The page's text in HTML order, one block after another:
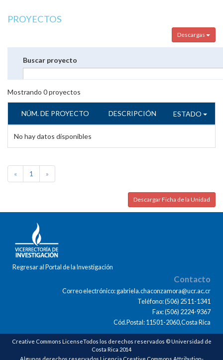
PROYECTOS
Descargas
Buscar proyecto
Mostrando 0proyectos
NÚM. DE PROYECTO DESCRIPCIÓN ESTADO
No hay datos disponibles
« 1 »
Descargar Ficha de la Unidad
Regresar al Portal de la Investigación
Contacto
Correo electrónico: gabriela.chaconzamora@ucr.ac.cr
Teléfono: (506) 2511-1341
Fax: (506) 2224-9367
Cód.Postal: 11501-2060,Costa Rica
Creative Commons LicenseTodos los derechos reservados © Universidad de
Costa Rica 2014